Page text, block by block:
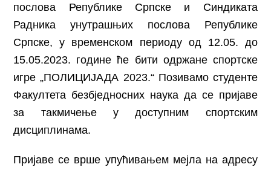
послова Републике Српске и Синдиката
Радника унутрашњих послова Републике
Српске, у временском периоду од 12.05. до
15.05.2023. године ће бити одржане спортске
игре „ПОЛИЦИЈАДА 2023.“ Позивамо студенте
Факултета безбједносних наука да се пријаве
за такмичење у доступним спортским
дисциплинама.
Пријаве се врше упућивањем мејла на адресу